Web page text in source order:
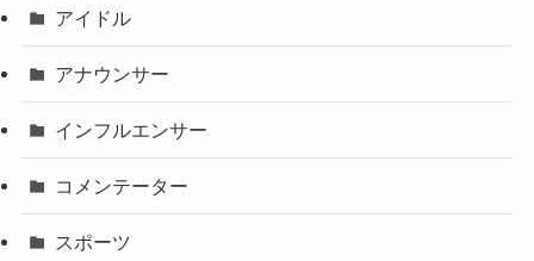
アイドル
アナウンサー
インフルエンサー
コメンテーター
スポーツ